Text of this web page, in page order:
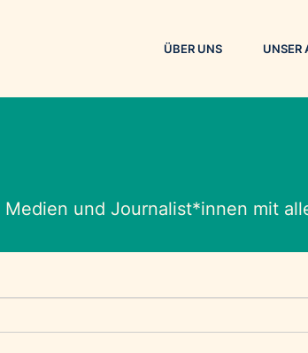
ÜBER UNS UNSER
und Journalist*innen mit